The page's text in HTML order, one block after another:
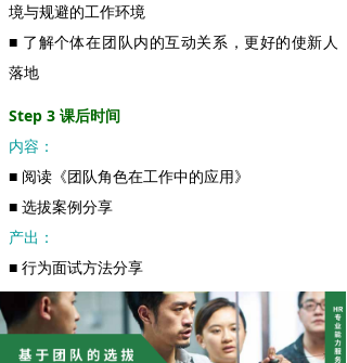
境与规避的工作环境
■ 了解个体在团队内的互动关系，更好的使新人
落地
Step 3 课后时间
内容：
■ 阅读《团队角色在工作中的应用》
■ 选拔案例分享
产出：
■ 行为面试方法分享